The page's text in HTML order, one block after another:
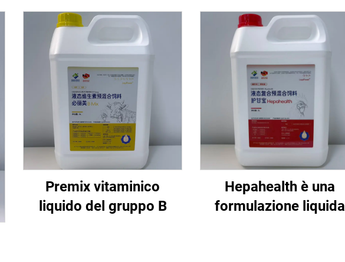
Premix vitaminico
liquido del gruppo B
Hepahealth è una
formulazione liquida